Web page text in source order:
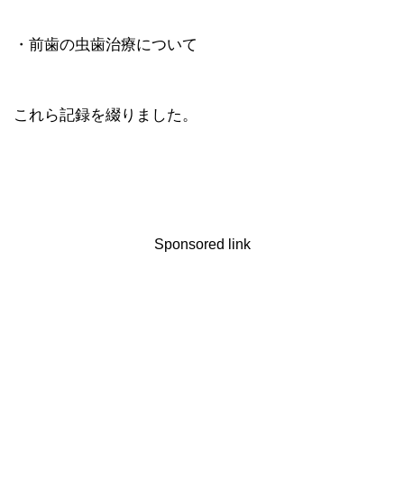
・前歯の虫歯治療について
これら記録を綴りました。
Sponsored link